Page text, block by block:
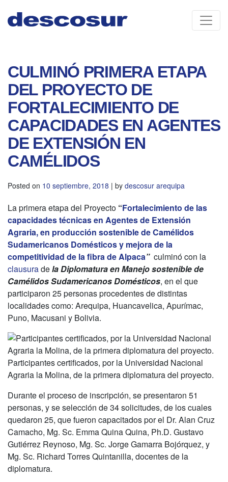
content
CULMINÓ PRIMERA ETAPA
DEL PROYECTO DE
FORTALECIMIENTO DE
CAPACIDADES EN AGENTES
DE EXTENSIÓN EN
CAMÉLIDOS
Posted on 10 septiembre, 2018 | by descosur arequipa
La primera etapa del Proyecto “Fortalecimiento de las
capacidades técnicas en Agentes de Extensión
Agraria, en producción sostenible de Camélidos
Sudamericanos Domésticos y mejora de la
competitividad de la fibra de Alpaca” culminó con la
clausuradela Diplomatura en Manejo sostenible de
Camélidos Sudamericanos Domésticos, en el que
participaron 25 personas procedentes de distintas
localidades como: Arequipa, Huancavelica, Apurímac,
Puno, Macusani y Bolivia.
Participantes certificados, por la Universidad Nacional
Agraria la Molina, de la primera diplomatura del proyecto.
Durante el proceso de inscripción, se presentaron 51
personas, y se selección de 34 solicitudes, de los cuales
quedaron 25, que fueron capacitados por el Dr. Alan Cruz
Camacho, Mg. Sc. Emma Quina Quina, Ph.D. Gustavo
Gutiérrez Reynoso, Mg. Sc. Jorge Gamarra Bojórquez, y
Mg. Sc. Richard Torres Quintanilla, docentes de la
diplomatura.